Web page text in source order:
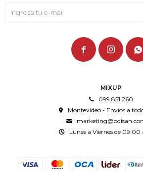
MIXUP
099 851 260
Montevideo - Envíos a
Lunes a Viernes de 09:00
  